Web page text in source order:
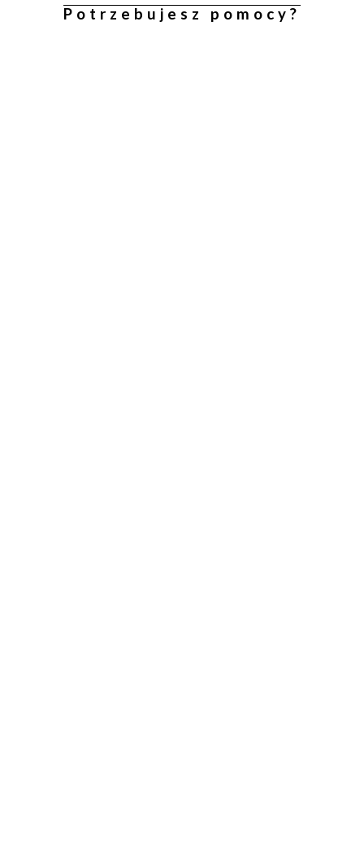
Potrzebujesz pomocy?